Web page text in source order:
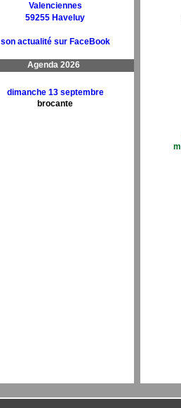
Valenciennes
59255 Haveluy
son actualité sur FaceBook
Agenda 2026
dimanche 13 septembre
brocante